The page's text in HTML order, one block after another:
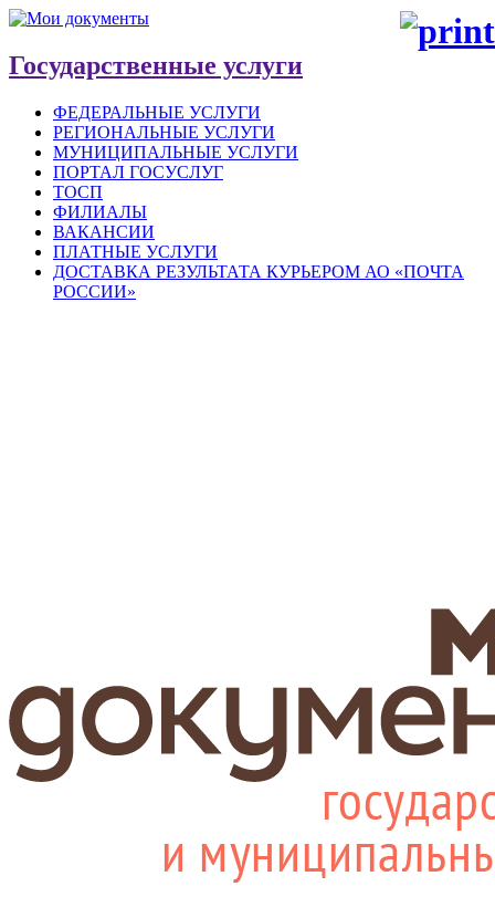
Государственные услуги
ФЕДЕРАЛЬНЫЕ УСЛУГИ
РЕГИОНАЛЬНЫЕ УСЛУГИ
МУНИЦИПАЛЬНЫЕ УСЛУГИ
ПОРТАЛ ГОСУСЛУГ
ТОСП
ФИЛИАЛЫ
ВАКАНСИИ
ПЛАТНЫЕ УСЛУГИ
ДОСТАВКА РЕЗУЛЬТАТА КУРЬЕРОМ АО «ПОЧТА
РОССИИ»